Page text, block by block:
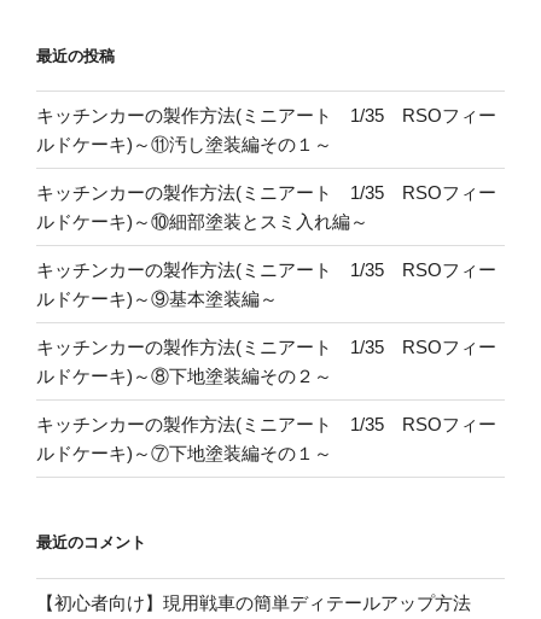
最近の投稿
キッチンカーの製作方法(ミニアート 1/35 RSOフィー
ルドケーキ)～⑪汚し塗装編その１～
キッチンカーの製作方法(ミニアート 1/35 RSOフィー
ルドケーキ)～⑩細部塗装とスミ入れ編～
キッチンカーの製作方法(ミニアート 1/35 RSOフィー
ルドケーキ)～⑨基本塗装編～
キッチンカーの製作方法(ミニアート 1/35 RSOフィー
ルドケーキ)～⑧下地塗装編その２～
キッチンカーの製作方法(ミニアート 1/35 RSOフィー
ルドケーキ)～⑦下地塗装編その１～
最近のコメント
【初心者向け】現用戦車の簡単ディテールアップ方法